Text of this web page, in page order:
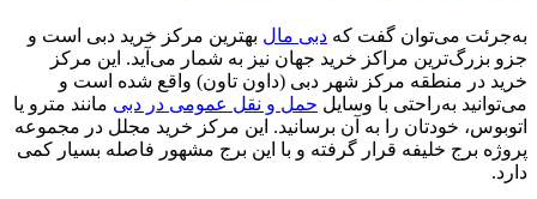
به‌جرئت می‌توان گفت که دبی مال بهترین مرکز خرید دبی است و
جزو بزرگ‌ترین مراکز خرید جهان نیز به شمار می‌آید. این مرکز
خرید در منطقه مرکز شهر دبی (داون تاون) واقع شده است و
می‌توانید به‌راحتی با وسایل حمل و نقل عمومی در دبی مانند مترو یا
اتوبوس، خودتان را به آن برسانید. این مرکز خرید مجلل در مجموعه
پروژه برج خلیفه قرار گرفته و با این برج مشهور فاصله بسیار کمی
دارد.